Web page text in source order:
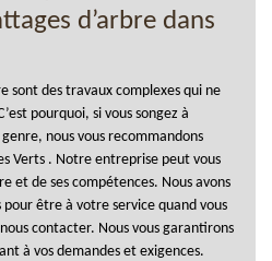
d’arbre dans
sont des travaux complexes qui ne
pourquoi, si vous songez à
nous vous recommandons
Verts . Notre entreprise peut vous
et de ses compétences. Nous avons
pour être à votre service quand vous
contacter. Nous vous garantirons
à vos demandes et exigences.